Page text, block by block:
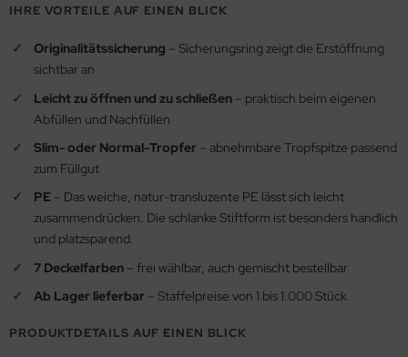
IHRE VORTEILE AUF EINEN BLICK
Originalitätssicherung – Sicherungsring zeigt die Erstöffnung
sichtbar an
Leicht zu öffnen und zu schließen– praktisch beim eigenen
Abfüllen und Nachfüllen
Slim- oder Normal-Tropfer– abnehmbare Tropfspitze passend
zum Füllgut
PE– Das weiche, natur-transluzente PE lässt sich leicht
zusammendrücken. Die schlanke Stiftform ist besonders handlich
und platzsparend.
7 Deckelfarben– frei wählbar, auch gemischt bestellbar
Ab Lager lieferbar– Staffelpreise von 1 bis 1.000 Stück
PRODUKTDETAILS AUF EINEN BLICK